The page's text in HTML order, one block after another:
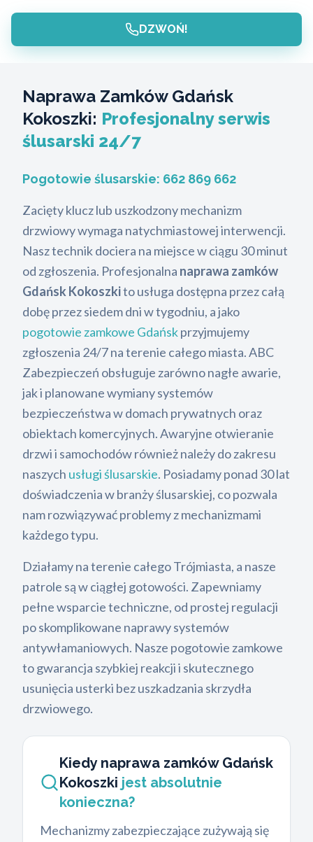
DZWOŃ!
Naprawa Zamków Gdańsk
Kokoszki: Profesjonalny serwis
ślusarski 24/7
Pogotowie ślusarskie: 662 869 662
Zacięty klucz lub uszkodzony mechanizm
drzwiowy wymaga natychmiastowej interwencji.
Nasz technik dociera na miejsce w ciągu 30 minut
od zgłoszenia. Profesjonalna naprawa zamków
Gdańsk Kokoszkito usługa dostępna przez całą
dobę przez siedem dni w tygodniu, a jako
pogotowie zamkowe Gdańskprzyjmujemy
zgłoszenia 24/7 na terenie całego miasta. ABC
Zabezpieczeń obsługuje zarówno nagłe awarie,
jak i planowane wymiany systemów
bezpieczeństwa w domach prywatnych oraz
obiektach komercyjnych. Awaryjne otwieranie
drzwi i samochodów również należy do zakresu
naszych usługi ślusarskie. Posiadamy ponad 30 lat
doświadczenia w branży ślusarskiej, co pozwala
nam rozwiązywać problemy z mechanizmami
każdego typu.
Działamy na terenie całego Trójmiasta, a nasze
patrole są w ciągłej gotowości. Zapewniamy
pełne wsparcie techniczne, od prostej regulacji
po skomplikowane naprawy systemów
antywłamaniowych. Nasze pogotowie zamkowe
to gwarancja szybkiej reakcji i skutecznego
usunięcia usterki bez uszkadzania skrzydła
drzwiowego.
Kiedy naprawa zamków Gdańsk
Kokoszki jest absolutnie
konieczna?
Mechanizmy zabezpieczające zużywają się